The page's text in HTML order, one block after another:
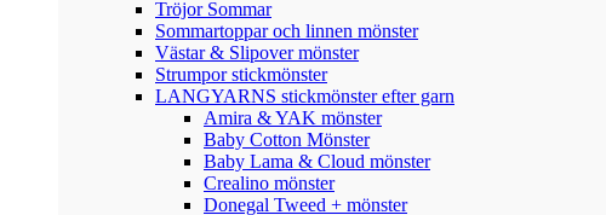
Tröjor Sommar
Sommartoppar och linnen mönster
Västar & Slipover mönster
Strumpor stickmönster
LANGYARNS stickmönster efter garn
Amira & YAK mönster
Baby Cotton Mönster
Baby Lama & Cloud mönster
Crealino mönster
Donegal Tweed + mönster